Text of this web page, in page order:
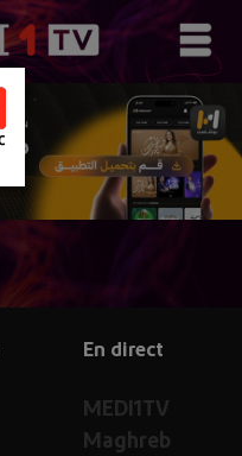
En direct
MEDI1TV
Maghreb